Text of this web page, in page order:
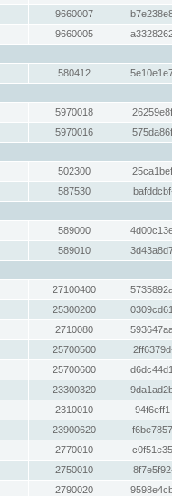
9660007
9660005
580412
5970018
5970016
502300
587530
589000
589010
27100400
25300200
2710080
25700500
25700600
23300320
2310010
23900620
2770010
2750010
2790020